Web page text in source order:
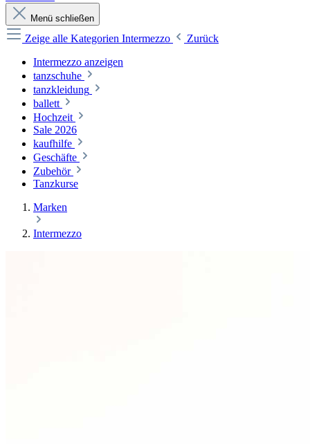
Menü schließen
Zeige alle Kategorien Intermezzo
Zurück
Intermezzo anzeigen
tanzschuhe
tanzkleidung
ballett
Hochzeit
Sale 2026
kaufhilfe
Geschäfte
Zubehör
Tanzkurse
Marken
Intermezzo